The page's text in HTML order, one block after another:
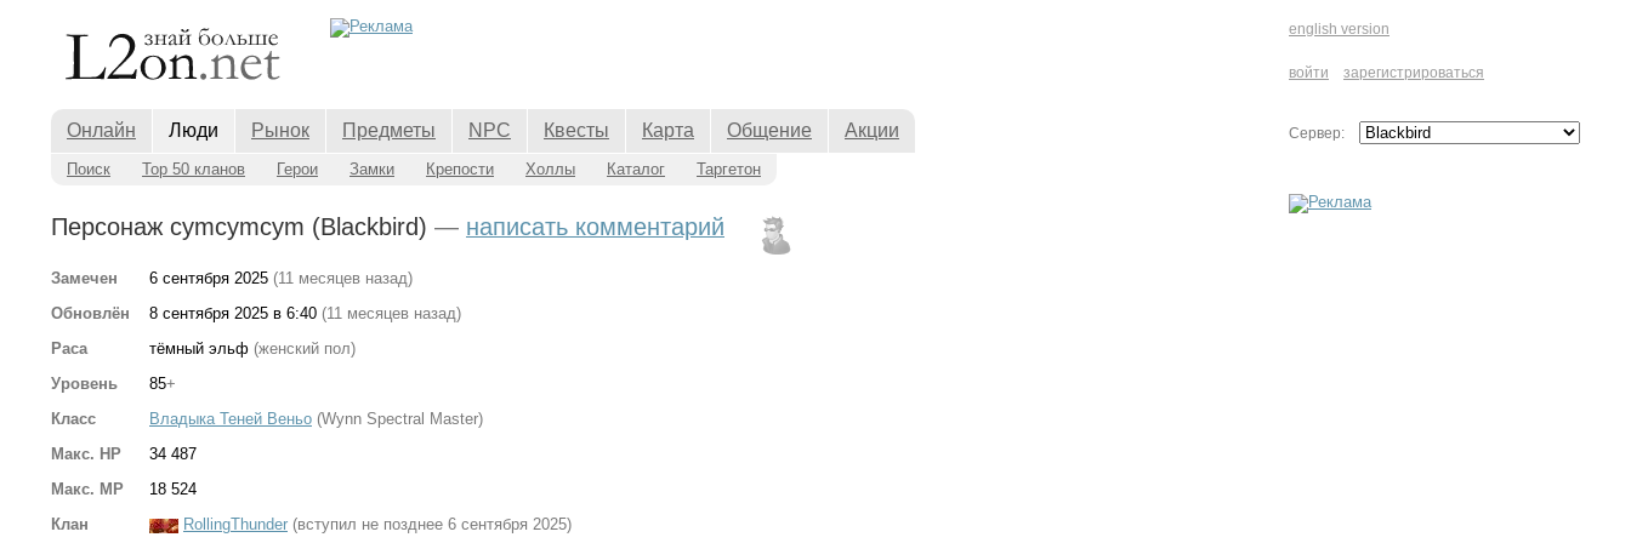
english version
войти зарегистрироваться
Сервер:
Онлайн Люди Рынок Предметы NPC Квесты Карта Общение Акции
Поиск Top 50 кланов Герои Замки Крепости Холлы Каталог Таргетон
Персонаж cymcymcym (Blackbird) — написать комментарий
Замечен 6 сентября 2025 (11 месяцев назад)
Обновлён
8 сентября 2025 в 6:40 (11 месяцев назад)
Раса
тёмный эльф (женский пол)
Уровень
85+
Класс
Владыка Теней Веньо (Wynn Spectral Master)
Макс. HP
34 487
Макс. MP
18 524
Клан
RollingThunder (вступил не позднее 6 сентября 2025)